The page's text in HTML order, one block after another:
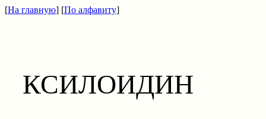
[На главную] [По алфавиту]
КСИЛОИДИН